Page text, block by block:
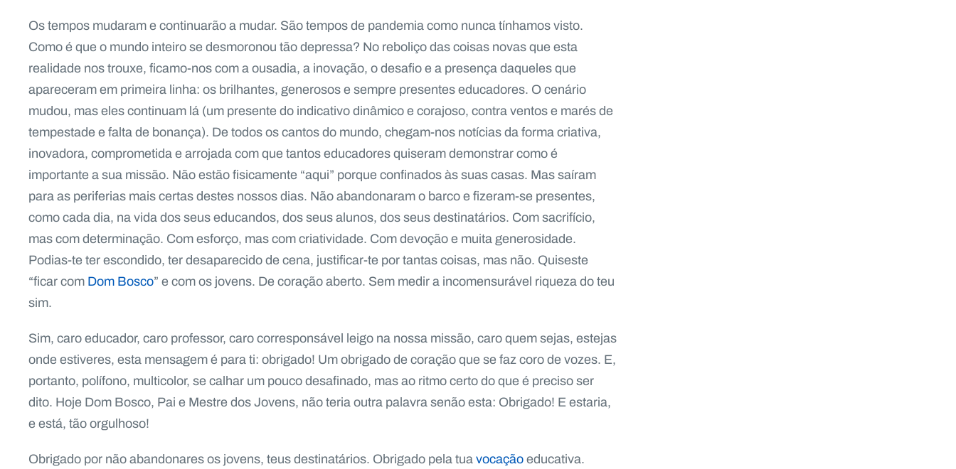
Os tempos mudaram e continuarão a mudar. São tempos de pandemia como nunca tínhamos visto.
Como é que o mundo inteiro se desmoronou tão depressa? No reboliço das coisas novas que esta
realidade nos trouxe, ficamo-nos com a ousadia, a inovação, o desafio e a presença daqueles que
apareceram em primeira linha: os brilhantes, generosos e sempre presentes educadores. O cenário
mudou, mas eles continuam lá (um presente do indicativo dinâmico e corajoso, contra ventos e marés de
tempestade e falta de bonança). De todos os cantos do mundo, chegam-nos notícias da forma criativa,
inovadora, comprometida e arrojada com que tantos educadores quiseram demonstrar como é
importante a sua missão. Não estão fisicamente “aqui” porque confinados às suas casas. Mas saíram
para as periferias mais certas destes nossos dias. Não abandonaram o barco e fizeram-se presentes,
como cada dia, na vida dos seus educandos, dos seus alunos, dos seus destinatários. Com sacrifício,
mas com determinação. Com esforço, mas com criatividade. Com devoção e muita generosidade.
Podias-te ter escondido, ter desaparecido de cena, justificar-te por tantas coisas, mas não. Quiseste
“ficar comDom Bosco” e com os jovens. De coração aberto. Sem medir a incomensurável riqueza do teu
sim.
Sim, caro educador, caro professor, caro corresponsável leigo na nossa missão, caro quem sejas, estejas
onde estiveres, esta mensagem é para ti: obrigado! Um obrigado de coração que se faz coro de vozes. E,
portanto, polífono, multicolor, se calhar um pouco desafinado, mas ao ritmo certo do que é preciso ser
dito. Hoje Dom Bosco, Pai e Mestre dos Jovens, não teria outra palavra senão esta: Obrigado! E estaria,
e está, tão orgulhoso!
Obrigado por não abandonares os jovens, teus destinatários. Obrigado pela tuavocaçãoeducativa.